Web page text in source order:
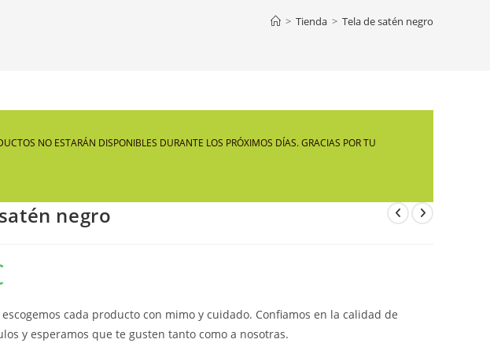
WEB
> Tienda > Tela de satén negro
NO ESTARÁN DISPONIBLES DURANTE LOS PRÓXIMOS DÍAS. GRACIAS POR TU
negro
escogemos cada producto con mimo y cuidado. Confiamos en la calidad de
y esperamos que te gusten tanto como a nosotras.